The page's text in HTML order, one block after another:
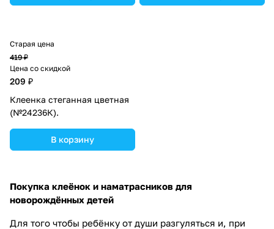
Старая цена
419 ₽
Цена со скидкой
209 ₽
Клеенка стеганная цветная
(№24236К).
В корзину
Покупка клеёнок и наматрасников для
новорождённых детей
Для того чтобы ребёнку от души разгуляться и, при